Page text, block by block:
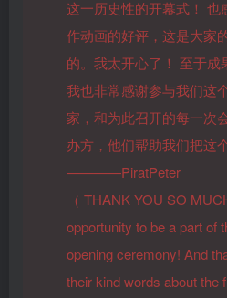
这一历史性的开幕式！ 也
作动画的好评，这是大家
的。我太开心了！ 至于成
我也非常感谢参与我们这
家，和为此召开的每一次
办方，他们帮助我们把这
————PiratPeter
（ THANK YOU SO
opportunity to be a part of
opening ceremony! And
their kind words about the